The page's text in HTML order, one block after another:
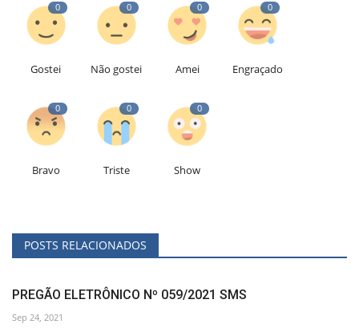
0
Gostei
0
Não gostei
0
Amei
0
Engraçado
0
Bravo
0
Triste
0
Show
POSTS RELACIONADOS
PREGÃO ELETRÔNICO Nº 059/2021 SMS
Sep 24, 2021